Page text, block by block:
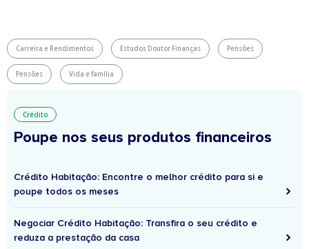
Carreira e Rendimentos Estudos Doutor Finanças Pensões
Pensões Vida e família
Crédito
Poupe nos seus produtos financeiros
Crédito Habitação: Encontre o melhor crédito para si e
poupe todos os meses
Negociar Crédito Habitação: Transfira o seu crédito e
reduza a prestação da casa